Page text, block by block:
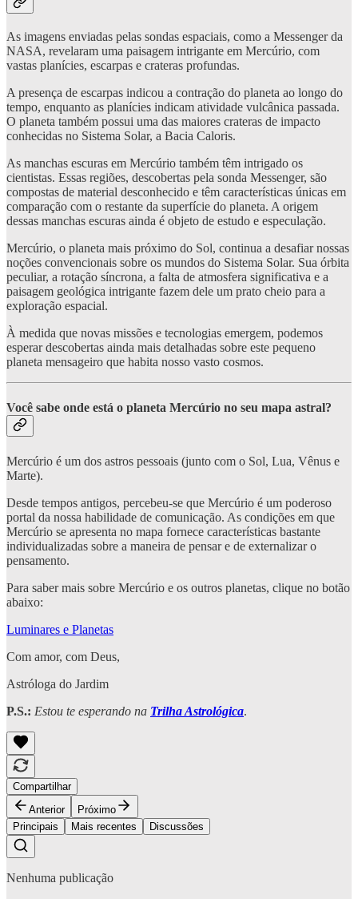
As imagens enviadas pelas sondas espaciais, como a Messenger da
NASA, revelaram uma paisagem intrigante em Mercúrio, com
vastas planícies, escarpas e crateras profundas.
A presença de escarpas indicou a contração do planeta ao longo do
tempo, enquanto as planícies indicam atividade vulcânica passada.
O planeta também possui uma das maiores crateras de impacto
conhecidas no Sistema Solar, a Bacia Caloris.
As manchas escuras em Mercúrio também têm intrigado os
cientistas. Essas regiões, descobertas pela sonda Messenger, são
compostas de material desconhecido e têm características únicas em
comparação com o restante da superfície do planeta. A origem
dessas manchas escuras ainda é objeto de estudo e especulação.
Mercúrio, o planeta mais próximo do Sol, continua a desafiar nossas
noções convencionais sobre os mundos do Sistema Solar. Sua órbita
peculiar, a rotação síncrona, a falta de atmosfera significativa e a
paisagem geológica intrigante fazem dele um prato cheio para a
exploração espacial.
À medida que novas missões e tecnologias emergem, podemos
esperar descobertas ainda mais detalhadas sobre este pequeno
planeta mensageiro que habita nosso vasto cosmos.
Você sabe onde está o planeta Mercúrio no seu mapa astral?
Mercúrio é um dos astros pessoais (junto com o Sol, Lua, Vênus e
Marte).
Desde tempos antigos, percebeu-se que Mercúrio é um poderoso
portal da nossa habilidade de comunicação. As condições em que
Mercúrio se apresenta no mapa fornece características bastante
individualizadas sobre a maneira de pensar e de externalizar o
pensamento.
Para saber mais sobre Mercúrio e os outros planetas, clique no botão
abaixo:
Luminares e Planetas
Com amor, com Deus,
Astróloga do Jardim
P.S.: Estou te esperando na Trilha Astrológica.
Compartilhar
Anterior
Próximo
Principais
Mais recentes Discussões
Nenhuma publicação